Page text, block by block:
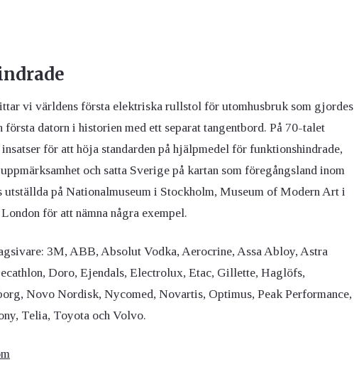
vi världens första elektriska rullstol för utomhusbruk som gjordes
datorn i historien med ett separat tangentbord. På 70-talet
för att höja standarden på hjälpmedel för funktionshindrade,
och satta Sverige på kartan som föregångsland inom
utställda på Nationalmuseum i Stockholm, Museum of Modern Art i
för att nämna några exempel.
3M, ABB, Absolut Vodka, Aerocrine, Assa Abloy, Astra
Doro, Ejendals, Electrolux, Etac, Gillette, Haglöfs,
Novo Nordisk, Nycomed, Novartis, Optimus, Peak Performance,
Telia, Toyota och Volvo.